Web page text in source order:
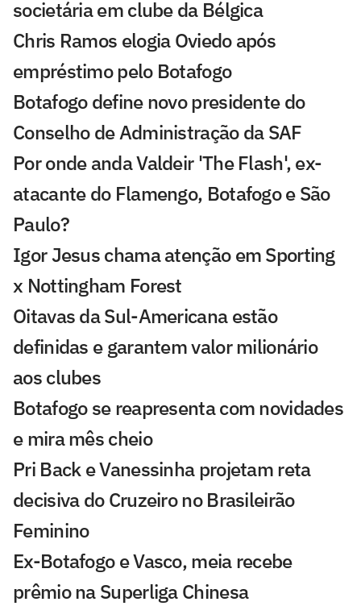
societária em clube da Bélgica
Chris Ramos elogia Oviedo após
empréstimo pelo Botafogo
Botafogo define novo presidente do
Conselho de Administração da SAF
Por onde anda Valdeir 'The Flash', ex-
atacante do Flamengo, Botafogo e São
Paulo?
Igor Jesus chama atenção em Sporting
x Nottingham Forest
Oitavas da Sul-Americana estão
definidas e garantem valor milionário
aos clubes
Botafogo se reapresenta com novidades
e mira mês cheio
Pri Back e Vanessinha projetam reta
decisiva do Cruzeiro no Brasileirão
Feminino
Ex-Botafogo e Vasco, meia recebe
prêmio na Superliga Chinesa